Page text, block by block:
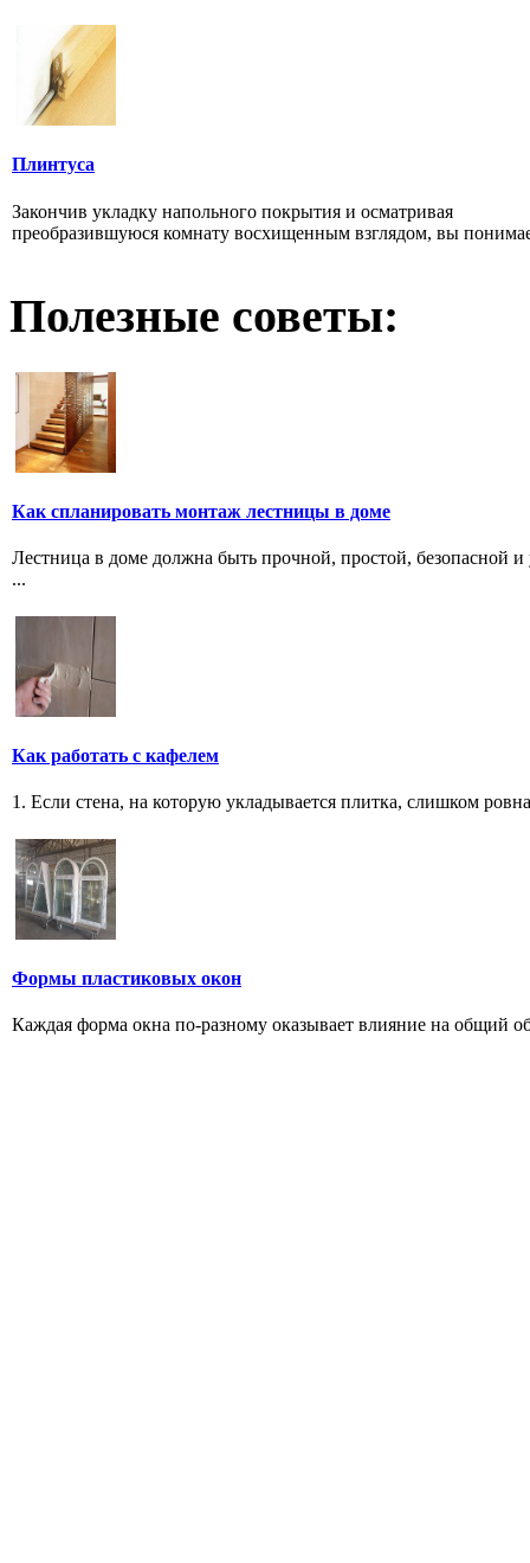
Плинтуса
Закончив укладку напольного покрытия и осматривая
преобразившуюся комнату восхищенным взглядом, вы
Полезные советы:
Как спланировать монтаж лестницы в доме
Лестница в доме должна быть прочной, простой, безопасной
...
Как работать с кафелем
1. Если стена, на которую укладывается плитка, слишком
Формы пластиковых окон
Каждая форма окна по-разному оказывает влияние на общий